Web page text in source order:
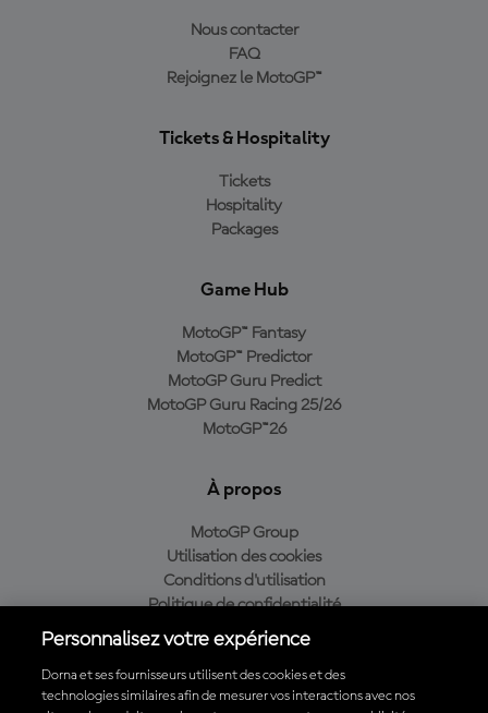
Nous contacter
FAQ
Rejoignez le MotoGP™
Tickets & Hospitality
Tickets
Hospitality
Packages
Game Hub
MotoGP™ Fantasy
MotoGP™ Predictor
MotoGP Guru Predict
MotoGP Guru Racing 25/26
MotoGP™26
À propos
MotoGP Group
Utilisation des cookies
Conditions d'utilisation
Politique de confidentialité
Politique d’achat
Personnalisez votre expérience
Dorna et ses fournisseurs utilisent des cookies et des
technologies similaires afin de mesurer vos interactions avec nos